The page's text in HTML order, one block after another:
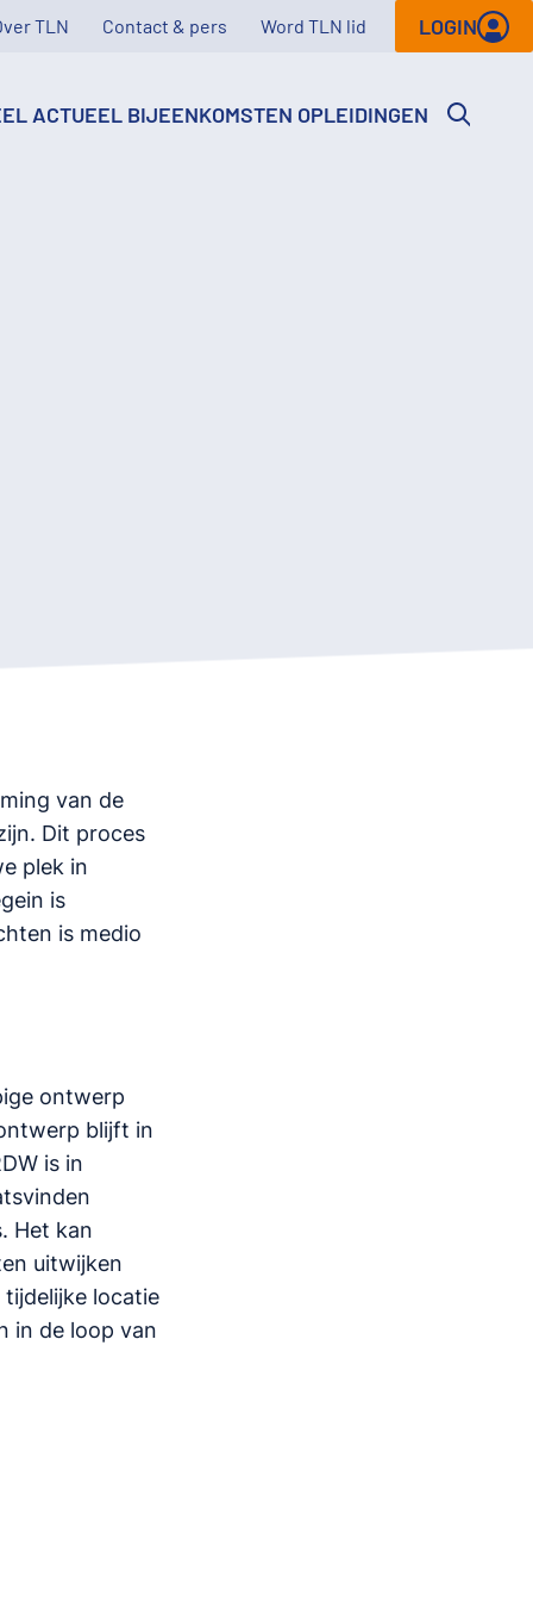
TLN Contact & pers Word TLN lid LOGIN
ACTUEEL BIJEENKOMSTEN OPLEIDINGEN
van de
Dit proces
plek in
is
is medio
ontwerp
blijft in
is in
Het kan
uitwijken
tijdelijke locatie
in de loop van